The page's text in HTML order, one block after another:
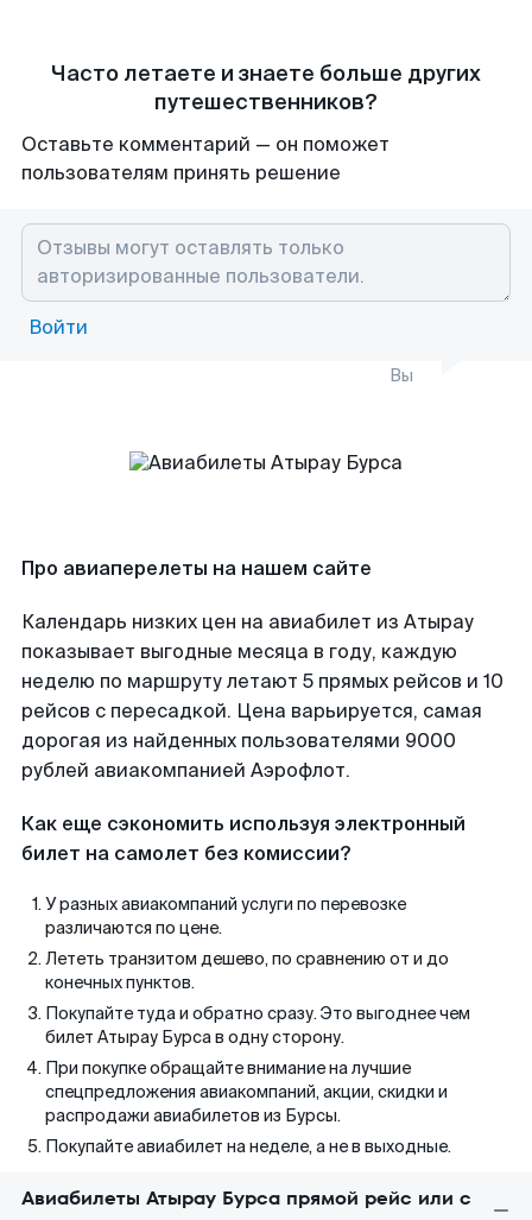
Часто летаете и знаете больше других
путешественников?
Оставьте комментарий — он поможет
пользователям принять решение
Войти
Вы
Про авиаперелеты на нашем сайте
Календарь низких цен на авиабилет из Атырау
показывает выгодные месяца в году, каждую
неделю по маршруту летают 5 прямых рейсов и 10
рейсов с пересадкой. Цена варьируется, самая
дорогая из найденных пользователями 9000
рублей авиакомпанией Аэрофлот.
Как еще сэкономить используя электронный
билет на самолет без комиссии?
У разных авиакомпаний услуги по перевозке
различаются по цене.
Лететь транзитом дешево, по сравнению от и до
конечных пунктов.
Покупайте туда и обратно сразу. Это выгоднее чем
билет Атырау Бурса в одну сторону.
При покупке обращайте внимание на лучшие
спецпредложения авиакомпаний, акции, скидки и
распродажи авиабилетов из Бурсы.
Покупайте авиабилет на неделе, а не в выходные.
Авиабилеты Атырау Бурса прямой рейс или с